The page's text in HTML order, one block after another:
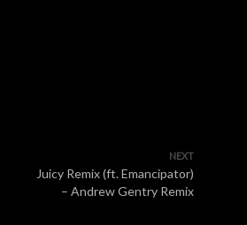
NEXT
Juicy Remix (ft. Emancipator)
– Andrew Gentry Remix